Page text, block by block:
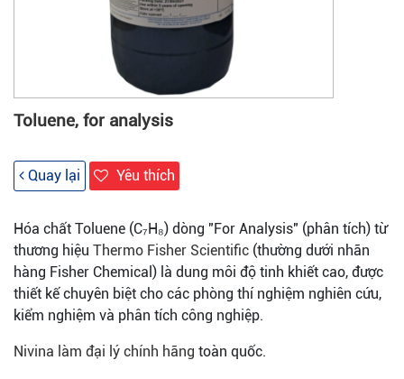
Toluene, for analysis
Quay lại Yêu thích
Hóa chất Toluene (C₇H₈) dòng "For Analysis" (phân tích) từ
thương hiệu Thermo Fisher Scientific (thường dưới nhãn
hàng Fisher Chemical) là dung môi độ tinh khiết cao, được
thiết kế chuyên biệt cho các phòng thí nghiệm nghiên cứu,
kiểm nghiệm và phân tích công nghiệp.
Nivina làm đại lý chính hãng toàn quốc.